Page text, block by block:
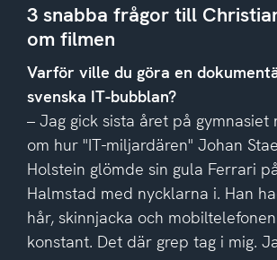
3 snabba frågor till
om filmen
Varför ville du göra en
svenska IT-bubblan?
– Jag gick sista året på gymnasiet
om hur "IT-miljardären" Johan
Holstein glömde sin gula Ferrari
Halmstad med nycklarna i. Han
hår, skinnjacka och
konstant. Det där grep tag i mig.